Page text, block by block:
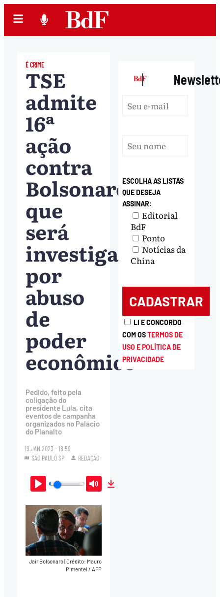
É CRIME
TSE
admite
16ª
ação
contra
Bolsonaro,
que
será
investigado
por
abuso
de
poder
econômico
Pedido, feito pela
coligação do
presidente Lula, cita
eventos de campanha
organizados no Palácio
do Planalto
19.JAN.2023 - 18:59
SÃO PAULO SP
REDAÇÃO
Play Mute
Jair Bolsonaro Crédito: Mauro
Pimentel / AFP
|
ESCOLHA AS LISTAS
QUE DESEJA
ASSINAR:
Editorial
BdF
Ponto
Notícias da
China
LI E CONCORDO
COM OSTERMOS DE
USO E POLÍTICA DE
PRIVACIDADE